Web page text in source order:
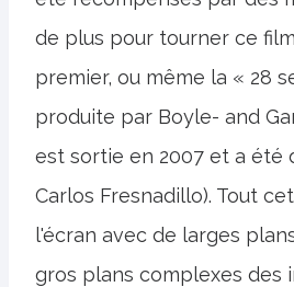
de plus pour tourner ce
premier, ou même la « 28
produite par Boyle- and
est sortie en 2007 et a été
Carlos Fresnadillo). Tout
l'écran avec de larges
gros plans complexes des